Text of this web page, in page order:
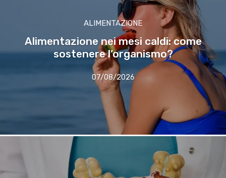
ALIMENTAZIONE
Alimentazione nei mesi caldi: come
sostenere l’organismo?
07/08/2026